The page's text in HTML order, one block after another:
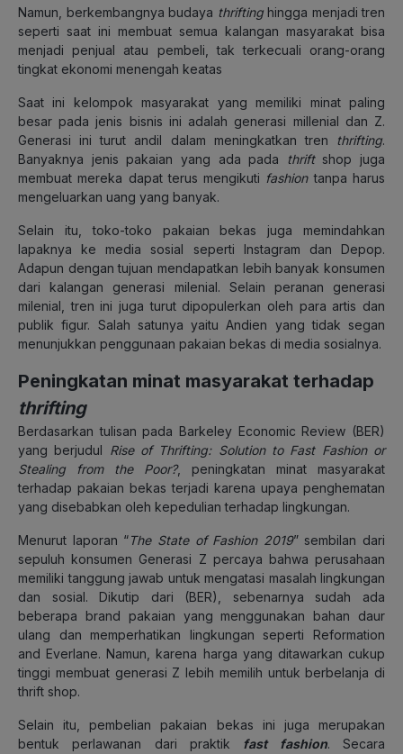
Namun, berkembangnya budaya thriftinghingga menjadi tren
seperti saat ini membuat semua kalangan masyarakat bisa
menjadi penjual atau pembeli, tak terkecuali orang-orang
tingkat ekonomi menengah keatas
Saat ini kelompok masyarakat yang memiliki minat paling
besar pada jenis bisnis ini adalah generasi millenial dan Z.
Generasi ini turut andil dalam meningkatkan tren thrifting.
Banyaknya jenis pakaian yang ada pada thriftshop juga
membuat mereka dapat terus mengikuti fashiontanpa harus
mengeluarkan uang yang banyak.
Selain itu, toko-toko pakaian bekas juga memindahkan
lapaknya ke media sosial seperti Instagram dan Depop.
Adapun dengan tujuan mendapatkan lebih banyak konsumen
dari kalangan generasi milenial. Selain peranan generasi
milenial, tren ini juga turut dipopulerkan oleh para artis dan
publik figur. Salah satunya yaitu Andien yang tidak segan
menunjukkan penggunaan pakaian bekas di media sosialnya.
Peningkatan minat masyarakat terhadap
thrifting
Berdasarkan tulisan pada Barkeley Economic Review (BER)
yang berjudul Rise of Thrifting: Solution to Fast Fashion or
Stealing from the Poor?, peningkatan minat masyarakat
terhadap pakaian bekas terjadi karena upaya penghematan
yang disebabkan oleh kepedulian terhadap lingkungan.
Menurut laporan “The State of Fashion 2019” sembilan dari
sepuluh konsumen Generasi Z percaya bahwa perusahaan
memiliki tanggung jawab untuk mengatasi masalah lingkungan
dan sosial. Dikutip dari (BER), sebenarnya sudah ada
beberapa brand pakaian yang menggunakan bahan daur
ulang dan memperhatikan lingkungan seperti Reformation
and Everlane. Namun, karena harga yang ditawarkan cukup
tinggi membuat generasi Z lebih memilih untuk berbelanja di
thrift shop.
Selain itu, pembelian pakaian bekas ini juga merupakan
bentuk perlawanan dari praktik fast fashion. Secara